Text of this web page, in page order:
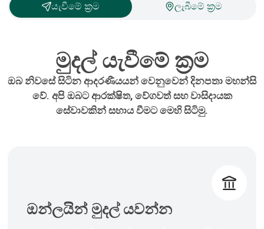
යැවීමේ ක්‍රම ලැබීමේ ක්‍රම
මුදල් යැවීමේ ක්‍රම
ඔබ නිවසේ සිටින ආදරණීයයන් වෙනුවෙන් දිනපතා මහන්සි
වේ. අපි ඔබට ආරක්ෂිත, වේගවත් සහ වාසිදායක
සේවාවකින් සහාය වීමට මෙහි සිටිමු.
ඔන්ලයින් මුදල් යවන්න